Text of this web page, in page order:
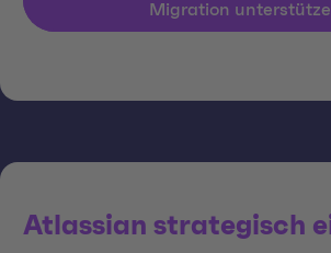
Migration
Atlassian strategisch